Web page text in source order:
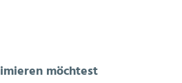
möchtest